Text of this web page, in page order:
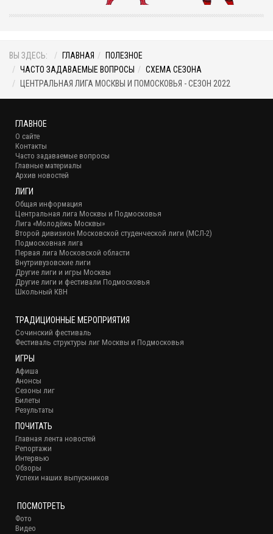
ВЫ ЗДЕСЬ: ГЛАВНАЯ
ПОЛЕЗНОЕ
ЧАСТО ЗАДАВАЕМЫЕ ВОПРОСЫ
СХЕМА СЕЗОНА
ЦЕНТРАЛЬНАЯ ЛИГА МОСКВЫ И ПОМОСКОВЬЯ - СЕЗОН 2022
ГЛАВНОЕ
О сайте
Контакты
Часто задаваемые вопросы
Главные материалы
Архив новостей
ЛИГИ
Общая информация
Центральная лига Москвы и Подмосковья
Лига «Молодёжь Москвы»
Второй дивизион Московской студенческой лиги (МСЛ-2)
Подмосковная лига
Первая лига Московской области
Внутривузовские лиги
Другие лиги и игры Москвы
Другие лиги и фестивали Подмосковья
Школьный КВН
ТРАДИЦИОННЫЕ МЕРОПРИЯТИЯ
Сочинский фестиваль
Фестиваль структуры лиг Москвы и Подмосковья
ИГРЫ
Афиша
Анонсы
Сезоны лиг
Билеты
Результаты
ПОЧИТАТЬ
Главная лента новостей
Репортажи
Интервью
Обзоры
Успехи наших выпускников
ПОСМОТРЕТЬ
Фото
Видео